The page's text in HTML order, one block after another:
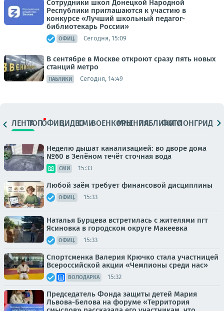
Сотрудники школ Донецкой Народной
Республики приглашаются к участию в
конкурсе «Лучший школьный педагог-
библиотекарь России»
ОФИЦ. Сегодня, 15:09
В сентябре в Москве откроют сразу пять новых
станций метро
ПАБЛИКИ Сегодня, 14:49
ЛЕНТАТОПОФИЦ.ВИДЕОСМИВОЕНКОРЫМНЕНИЯПАБЛИКИ
ФОТОЛОНГРИДЫ
Неделю дышат канализацией: во дворе дома
№60 в Зелёном течёт сточная вода
СМИ 15:33
Любой заём требует финансовой дисциплины
ОФИЦ. 15:33
Наталья Бурцева встретилась с жителями пгт
Ясиновка в городском округе Макеевка
ОФИЦ. 15:33
Спортсменка Валерия Крючко стала участницей
Всероссийской акции «Чемпионы среди нас»
ВОЛОДАРКА 15:32
Председатель Фонда защиты детей Мария
Львова-Белова на форуме «Территория